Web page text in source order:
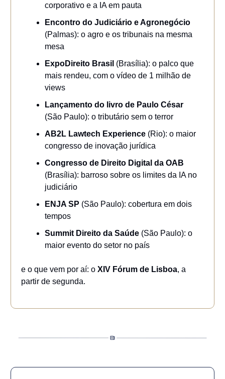
corporativo e a IA em pauta
Encontro do Judiciário e Agronegócio
(Palmas): o agro e os tribunais na mesma
mesa
ExpoDireito Brasil (Brasília): o palco que
mais rendeu, com o vídeo de 1 milhão de
views
Lançamento do livro de Paulo César
(São Paulo): o tributário sem o terror
AB2L Lawtech Experience (Rio): o maior
congresso de inovação jurídica
Congresso de Direito Digital da OAB
(Brasília): barroso sobre os limites da IA no
judiciário
ENJA SP (São Paulo): cobertura em dois
tempos
Summit Direito da Saúde (São Paulo): o
maior evento do setor no país
e o que vem por aí: o XIV Fórum de Lisboa, a
partir de segunda.